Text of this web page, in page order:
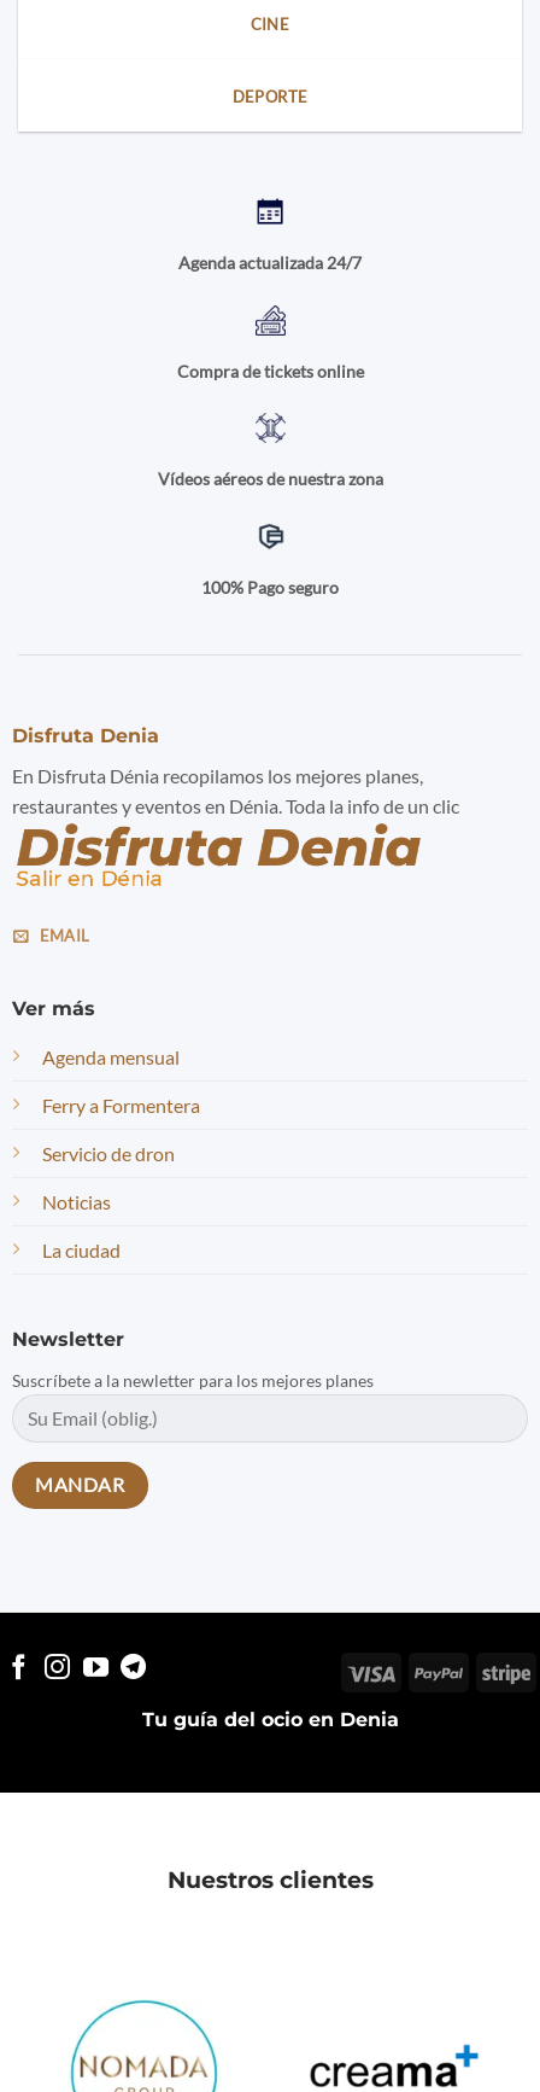
CINE
DEPORTE
Agenda actualizada 24/7
Compra de tickets online
Vídeos aéreos de nuestra zona
100% Pago seguro
Disfruta Denia
En Disfruta Dénia recopilamos los mejores planes,
restaurantes y eventos en Dénia. Toda la info de un clic
EMAIL
Ver más
Agenda mensual
Ferry a Formentera
Servicio de dron
Noticias
La ciudad
Newsletter
Suscríbete a la newletter para los mejores planes
Tu guía del ocio en Denia
Visa PayPal
Nuestros clientes